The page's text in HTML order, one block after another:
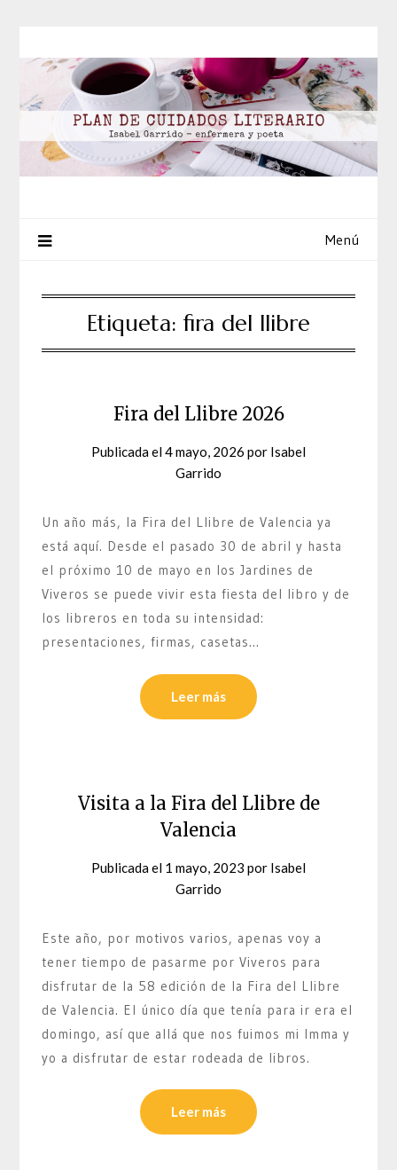
contenido
Menú
Etiqueta: fira del llibre
Fira del Llibre 2026
Publicada el4 mayo, 2026 por Isabel
Garrido
Un año más, la Fira del Llibre de Valencia ya
está aquí. Desde el pasado 30 de abril y hasta
el próximo 10 de mayo en los Jardines de
Viveros se puede vivir esta fiesta del libro y de
los libreros en toda su intensidad:
presentaciones, firmas, casetas…
Leer más
Visita a la Fira del Llibre de
Valencia
Publicada el 1 mayo, 2023 por Isabel
Garrido
Este año, por motivos varios, apenas voy a
tener tiempo de pasarme por Viveros para
disfrutar de la 58 edición de la Fira del Llibre
de Valencia. El único día que tenía para ir era el
domingo, así que allá que nos fuimos mi Imma y
yo a disfrutar de estar rodeada de libros.
Leer más